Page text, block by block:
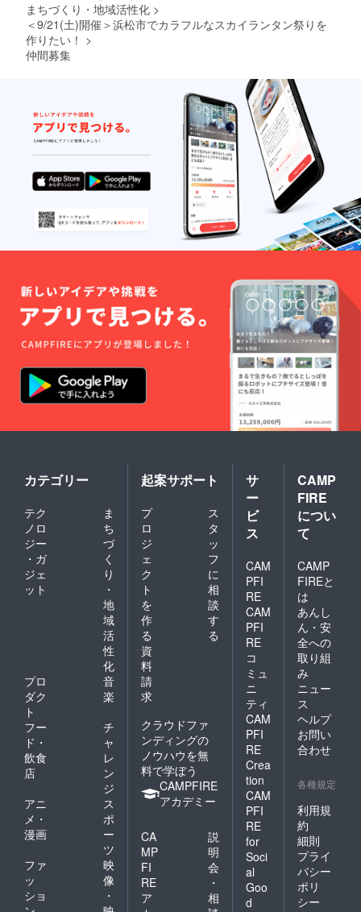
まちづくり・地域活性化 >
＜9/21(土)開催＞浜松市でカラフルなスカイランタン祭りを
作りたい！ >
仲間募集
カテゴリー
テク
ノロ
ジー
・ガ
ジェ
ット
ま
ち
づ
く
り
・
地
域
活
性
化
プロ
ダク
ト
音
楽
フー
ド・
飲食
店
チ
ャ
レ
ン
ジ
アニ
メ・
漫画
ス
ポ
ー
ツ
ファ
ッ
ショ
映
像
・
起案サポート
プ
ロ
ジ
ェ
ク
ト
を
作
る
ス
タ
ッ
フ
に
相
談
す
る
資
料
請
求
クラウドファ
ンディングの
ノウハウを無
料で学ぼう
CAMPFIRE
アカデミー
CA
MP
FI
RE
ア
説
明
会
・
相
サ
ー
ビ
ス
CAM
PFI
RE
CAM
PFI
RE
コ
ミュ
ニ
ティ
CAM
PFI
RE
Crea
tion
CAM
PFI
RE
for
Soci
al
Goo
d
CAMP
FIRE
につい
て
CAMP
FIREと
は
あんし
ん・安
全への
取り組
み
ニュー
ス
ヘルプ
お問い
合わせ
各種規定
利用規
約
細則
プライ
バシー
ポリ
シー